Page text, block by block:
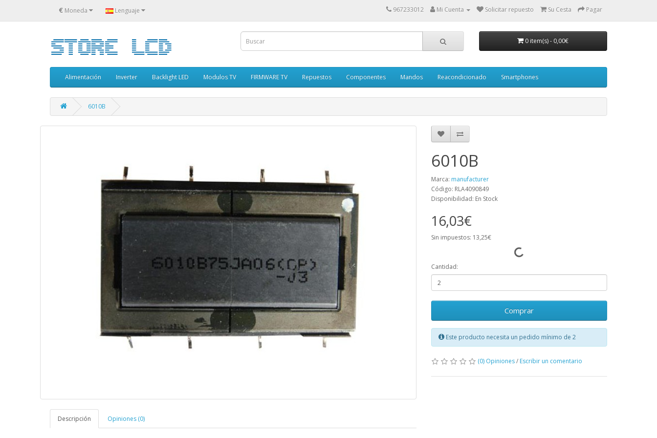
€ Moneda Lenguaje 967233012 Mi Cuenta Solicitar repuesto Su Cesta Pagar
0 item(s)- 0,00€
Alimentación Inverter Backlight LED Modulos TV FIRMWARE TV Repuestos Componentes Mandos Reacondicionado Smartphones
6010B
Descripción Opiniones (0)
6010B
Marca: manufacturer
Código: RLA4090849
Disponibilidad: En Stock
16,03€
Sin impuestos: 13,25€
Cantidad:
Comprar
Este producto necesita un pedido mínimo de 2
(0) Opiniones/ Escribir un comentario